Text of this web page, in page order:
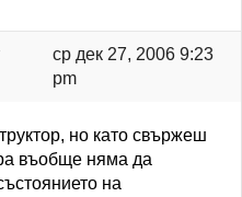
ср дек 27, 2006 9:23
pm
но като свържеш
въобще няма да
на